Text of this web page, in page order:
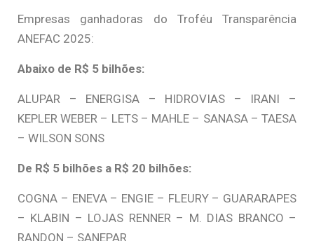
Empresas ganhadoras do Troféu Transparência
ANEFAC 2025:
Abaixo de R$ 5 bilhões:
ALUPAR – ENERGISA – HIDROVIAS – IRANI –
KEPLER WEBER – LETS – MAHLE – SANASA – TAESA
– WILSON SONS
De R$ 5 bilhões a R$ 20 bilhões:
COGNA – ENEVA – ENGIE – FLEURY – GUARARAPES
– KLABIN – LOJAS RENNER – M. DIAS BRANCO –
RANDON – SANEPAR